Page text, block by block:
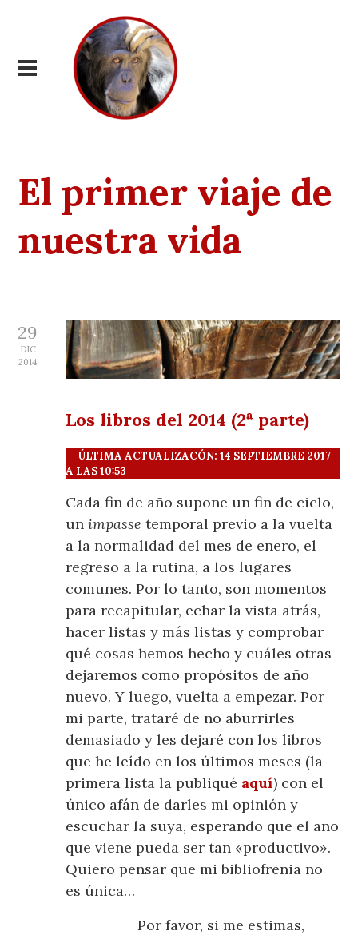
El primer viaje de
nuestra vida
29
DIC
2014
Los libros del 2014 (2ª parte)
ÚLTIMA ACTUALIZACÓN: 14 SEPTIEMBRE 2017
A LAS 10:53
Cada fin de año supone un fin de ciclo,
unimpassetemporal previo a la vuelta
a la normalidad del mes de enero, el
regreso a la rutina, a los lugares
comunes. Por lo tanto, son momentos
para recapitular, echar la vista atrás,
hacer listas y más listas y comprobar
qué cosas hemos hecho y cuáles otras
dejaremos como propósitos de año
nuevo. Y luego, vuelta a empezar. Por
mi parte, trataré de no aburrirles
demasiado y les dejaré con los libros
que he leído en los últimos meses (la
primera lista la publiqué aquí) con el
único afán de darles mi opinión y
escuchar la suya, esperando que el año
que viene pueda ser tan «productivo».
Quiero pensar que mi bibliofrenia no
es única…
Por favor, si me estimas,